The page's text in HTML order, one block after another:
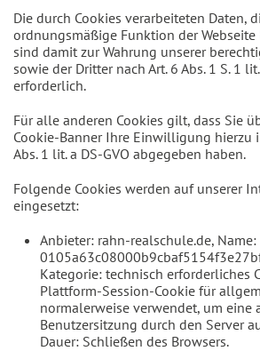
Die durch Cookies verarbeiteten Daten,
ordnungsmäßige Funktion der
sind damit zur Wahrung unserer
sowie der Dritter nach Art. 6 Abs. 1 S. 1
erforderlich.
Für alle anderen Cookies gilt, dass Sie
Cookie-Banner Ihre Einwilligung hierzu
Abs. 1 lit. a DS-GVO abgegeben haben.
Folgende Cookies werden auf unserer
eingesetzt:
Anbieter: rahn-realschule.de, Name:
Kategorie: technisch erforderliches
Plattform-Session-Cookie für
normalerweise verwendet, um eine
Benutzersitzung durch den Server
Dauer: Schließen des Browsers.